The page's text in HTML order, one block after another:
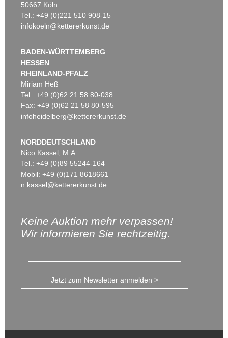
50667 Köln
Tel.: +49 (0)221 510 908-15
infokoeln@kettererkunst.de
BADEN-WÜRTTEMBERG
HESSEN
RHEINLAND-PFALZ
Miriam Heß
Tel.: +49 (0)62 21 58 80-038
Fax: +49 (0)62 21 58 80-595
infoheidelberg@kettererkunst.de
NORDDEUTSCHLAND
Nico Kassel, M.A.
Tel.: +49 (0)89 55244-164
Mobil: +49 (0)171 8618661
n.kassel@kettererkunst.de
Keine Auktion mehr verpassen!
Wir informieren Sie rechtzeitig.
Jetzt zum Newsletter anmelden >